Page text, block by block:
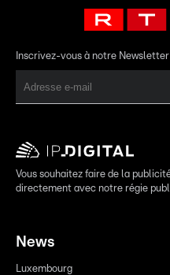
Inscrivez-vous à notre Newsletter
Vous souhaitez faire de la
directement avec notre régie
News
Luxembourg